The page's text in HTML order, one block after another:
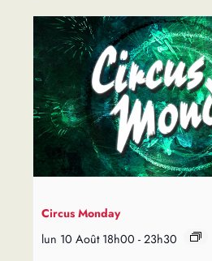
Circus Monday
lun 10 Août 18h00 - 23h30